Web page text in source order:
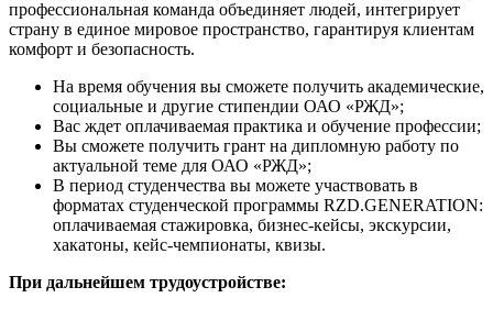
профессиональная команда объединяет людей, интегрирует
страну в единое мировое пространство, гарантируя клиентам
комфорт и безопасность.
На время обучения вы сможете получить академические,
социальные и другие стипендии ОАО «РЖД»;
Вас ждет оплачиваемая практика и обучение профессии;
Вы сможете получить грант на дипломную работу по
актуальной теме для ОАО «РЖД»;
В период студенчества вы можете участвовать в
форматах студенческой программы RZD.GENERATION:
оплачиваемая стажировка, бизнес-кейсы, экскурсии,
хакатоны, кейс-чемпионаты, квизы.
При дальнейшем трудоустройстве: